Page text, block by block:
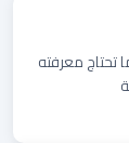
معرفته